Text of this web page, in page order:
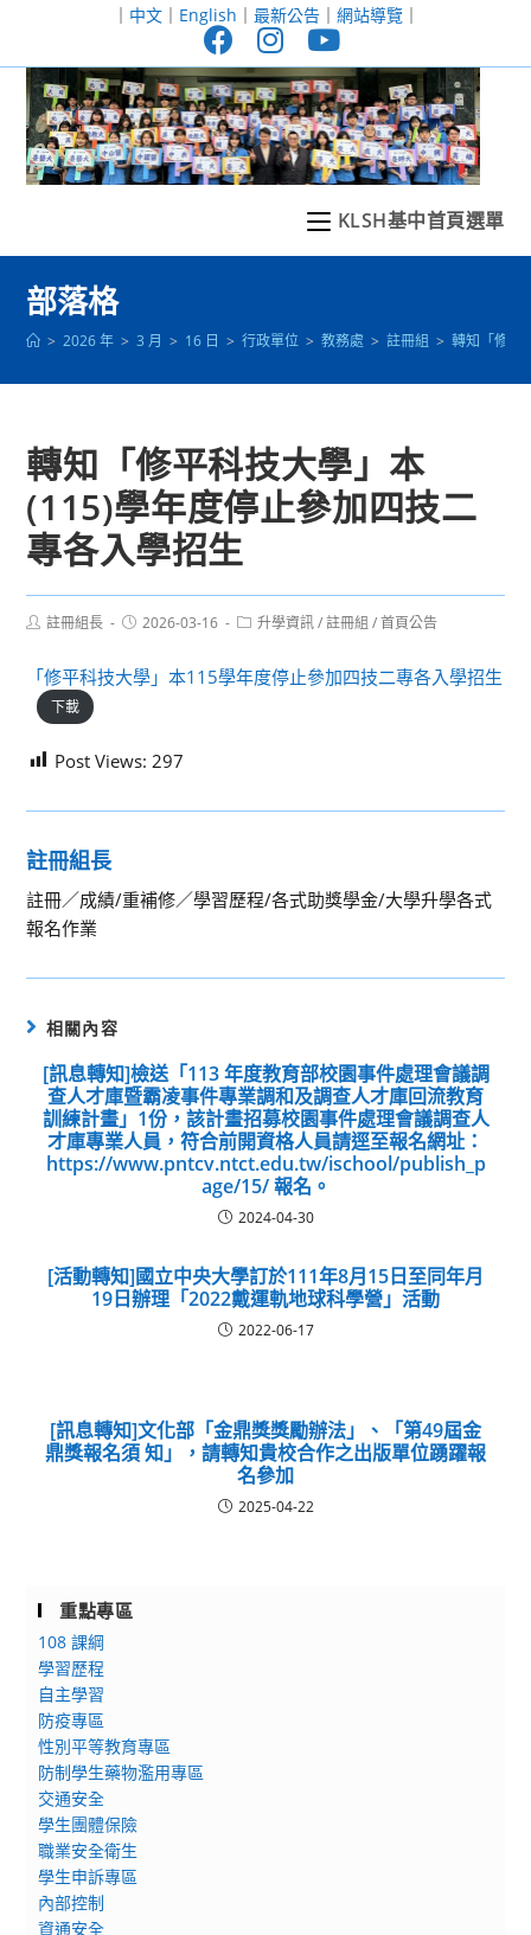
至
｜ 中文｜ English ｜ 最新公告｜ 網站導覽｜
KLSH基中首頁選單
部落格
> 2026 年 > 3 月 > 16 日 > 行政單位 > 教務處 > 註冊組 > 轉知「修平
轉知「修平科技大學」本
(115)學年度停止參加四技二
專各入學招生
Post註冊組長
Post2026-03-16
Post升學資訊 / 註冊組 / 首頁公告
「修平科技大學」本115學年度停止參加四技二專各入學招生
下載
Post Views: 297
註冊組長
註冊／成績/重補修／學習歷程/各式助獎學金/大學升學各式
報名作業
相關內容
[訊息轉知]檢送「113 年度教育部校園事件處理會議調
查人才庫暨霸凌事件專業調和及調查人才庫回流教育
訓練計畫」1份，該計畫招募校園事件處理會議調查人
才庫專業人員，符合前開資格人員請逕至報名網址：
https://www.pntcv.ntct.edu.tw/ischool/publish_p
age/15/ 報名。
2024-04-30
[活動轉知]國立中央大學訂於111年8月15日至同年月
19日辦理「2022戴運軌地球科學營」活動
2022-06-17
[訊息轉知]文化部「金鼎獎獎勵辦法」、「第49屆金
鼎獎報名須 知」，請轉知貴校合作之出版單位踴躍報
名參加
2025-04-22
重點專區
108 課綱
學習歷程
自主學習
防疫專區
性別平等教育專區
防制學生藥物濫用專區
交通安全
學生團體保險
職業安全衛生
學生申訴專區
內部控制
資通安全